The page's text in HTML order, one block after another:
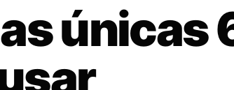
únicas